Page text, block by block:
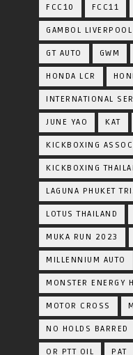
FCC10 FCC11
GAMBOL
GT AUTO GWM
HONDA LCR
INTERNATIONAL
JUNE YAO KAT
KICKBOXING
KICKBOXING
LAGUNA PHUKET
LOTUS THAILAND
MUKA RUN 2023
MILLENNIUM AUTO
MONSTER ENERGY
MOTOR CROSS
NO HOLDS BARRED
OR PTT OIL PAT